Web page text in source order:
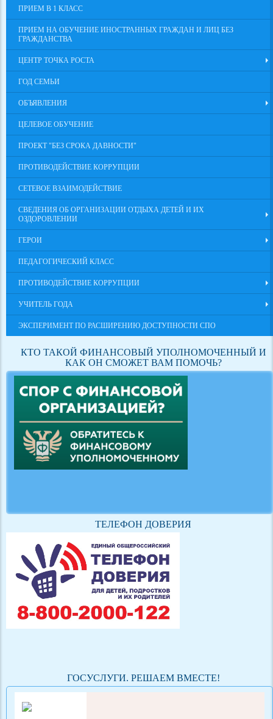
ПРИЕМ В 1 КЛАСС
ПРИЕМ НА ОБУЧЕНИЕ ИНОСТРАННЫХ ГРАЖДАН И ЛИЦ БЕЗ
ГРАЖДАНСТВА
ЦЕНТР ТОЧКА РОСТА
ГОД СЕМЬИ
ОБЪЯВЛЕНИЯ
ЦЕЛЕВОЕ ОБУЧЕНИЕ
ПРОЕКТ "БЕЗ СРОКА ДАВНОСТИ"
ПРОТИВОДЕЙСТВИЕ КОРРУПЦИИ
СЕТЕВОЕ ВЗАИМОДЕЙСТВИЕ
СВЕДЕНИЯ ОБ ОРГАНИЗАЦИИ ОТДЫХА ДЕТЕЙ И ИХ
ОЗДОРОВЛЕНИИ
ГЕРОИ
ПЕДАГОГИЧЕСКИЙ КЛАСС
ПРОТИВОДЕЙСТВИЕ КОРРУПЦИИ
УЧИТЕЛЬ ГОДА
ЭКСПЕРИМЕНТ ПО РАСШИРЕНИЮ ДОСТУПНОСТИ СПО
КТО ТАКОЙ ФИНАНСОВЫЙ УПОЛНОМОЧЕННЫЙ И
КАК ОН СМОЖЕТ ВАМ ПОМОЧЬ?
ТЕЛЕФОН ДОВЕРИЯ
ГОСУСЛУГИ. РЕШАЕМ ВМЕСТЕ!